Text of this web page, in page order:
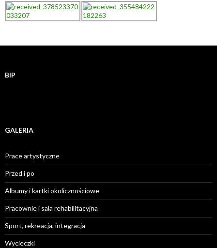
BIP
GALERIA
Prace artystyczne
Przed i po
Albumy i kartki okolicznościowe
Pracownie i sala rehabilitacyjna
Sport, rekreacja, integracja
Wycieczki